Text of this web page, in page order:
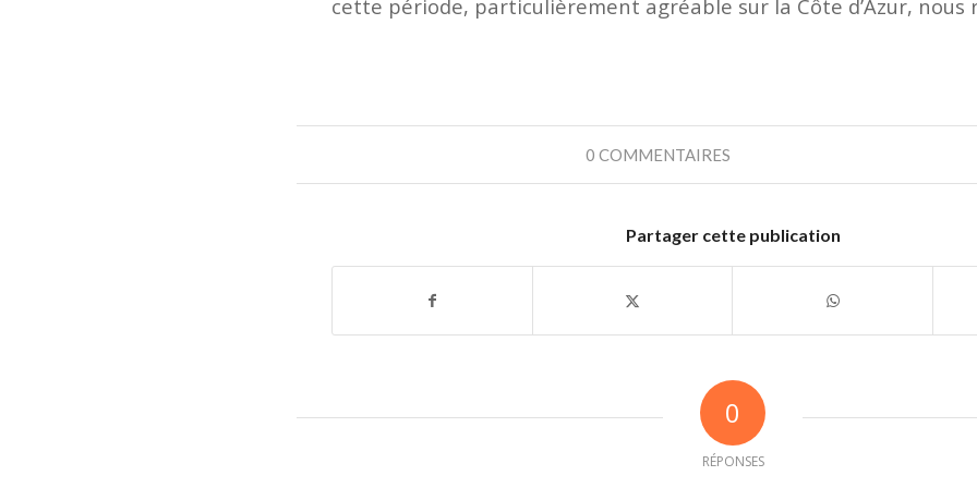
cette période, particulièrement agréable sur la Côte d’Azur, nous
0 COMMENTAIRES
Partager cette publication
0
RÉPONSES